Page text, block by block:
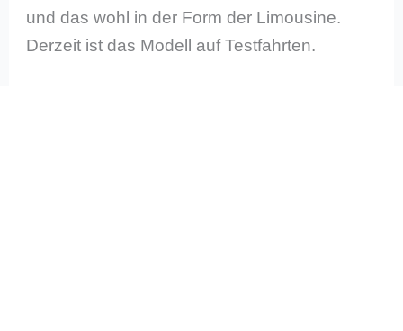
und das wohl in der Form der Limousine.
Derzeit ist das Modell auf Testfahrten.